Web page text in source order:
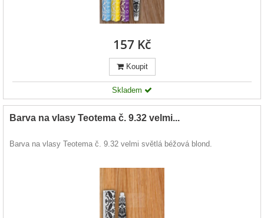
157 Kč
Koupit
Skladem
Barva na vlasy Teotema č. 9.32 velmi...
Barva na vlasy Teotema č. 9.32 velmi světlá béžová blond.